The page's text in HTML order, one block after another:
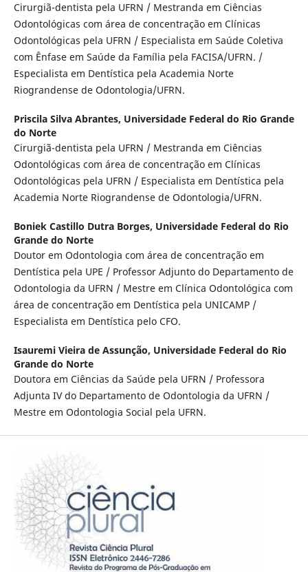
Cirurgiã-dentista pela UFRN / Mestranda em Ciências
Odontológicas com área de concentração em Clínicas
Odontológicas pela UFRN / Especialista em Saúde Coletiva
com Ênfase em Saúde da Família pela FACISA/UFRN. /
Especialista em Dentística pela Academia Norte
Riograndense de Odontologia/UFRN.
Priscila Silva Abrantes, Universidade Federal do Rio Grande
do Norte
Cirurgiã-dentista pela UFRN / Mestranda em Ciências
Odontológicas com área de concentração em Clínicas
Odontológicas pela UFRN / Especialista em Dentística pela
Academia Norte Riograndense de Odontologia/UFRN.
Boniek Castillo Dutra Borges, Universidade Federal do Rio
Grande do Norte
Doutor em Odontologia com área de concentração em
Dentística pela UPE / Professor Adjunto do Departamento de
Odontologia da UFRN / Mestre em Clínica Odontológica com
área de concentração em Dentística pela UNICAMP /
Especialista em Dentística pelo CFO.
Isauremi Vieira de Assunção, Universidade Federal do Rio
Grande do Norte
Doutora em Ciências da Saúde pela UFRN / Professora
Adjunta IV do Departamento de Odontologia da UFRN /
Mestre em Odontologia Social pela UFRN.